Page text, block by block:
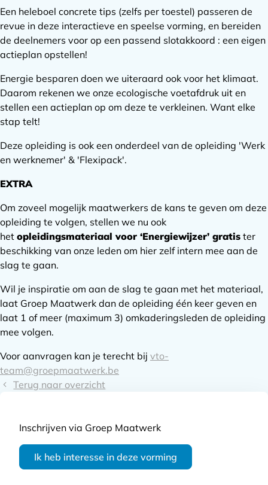
Een heleboel concrete tips (zelfs per toestel) passeren de
revue in deze interactieve en speelse vorming, en bereiden
de deelnemers voor op een passend slotakkoord : een eigen
actieplan opstellen!
Energie besparen doen we uiteraard ook voor het klimaat.
Daarom rekenen we onze ecologische voetafdruk uit en
stellen een actieplan op om deze te verkleinen. Want elke
stap telt!
Deze opleiding is ook een onderdeel van de opleiding 'Werk
en werknemer' & 'Flexipack'.
EXTRA
Om zoveel mogelijk maatwerkers de kans te geven om deze
opleiding te volgen, stellen we nu ook
het opleidingsmateriaal voor ‘Energiewijzer’ gratis ter
beschikking van onze leden om hier zelf intern mee aan de
slag te gaan.
Wil je inspiratie om aan de slag te gaan met het materiaal,
laat Groep Maatwerk dan de opleiding één keer geven en
laat 1 of meer (maximum 3) omkaderingsleden de opleiding
mee volgen.
Voor aanvragen kan je terecht bij vto-
team@groepmaatwerk.be
Terug naar overzicht
Inschrijven via Groep Maatwerk
Ik heb interesse in deze vorming